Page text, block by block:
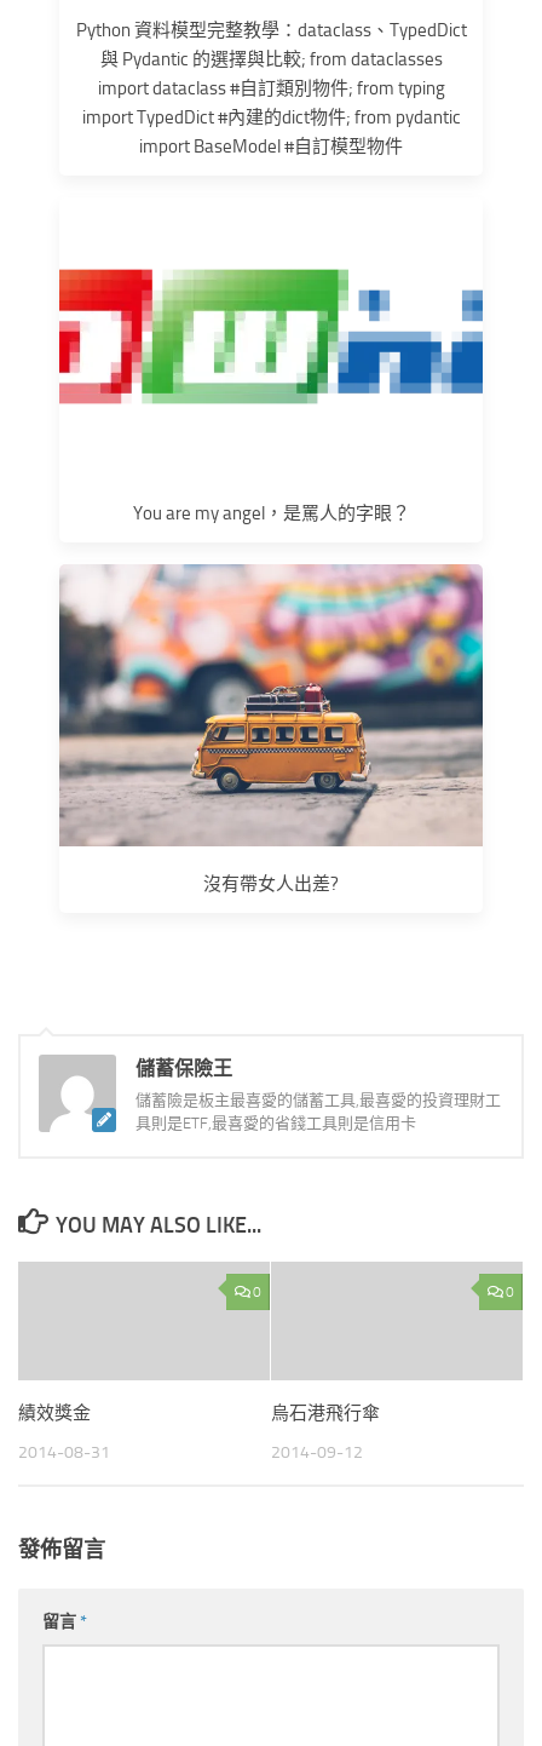
Python 資料模型完整教學：dataclass、TypedDict
與 Pydantic 的選擇與比較; from dataclasses
import dataclass #自訂類別物件; from typing
import TypedDict #內建的dict物件; from pydantic
import BaseModel #自訂模型物件
You are my angel，是罵人的字眼？
沒有帶女人出差?
儲蓄保險王
儲蓄險是板主最喜愛的儲蓄工具,最喜愛的投資理財工
具則是ETF,最喜愛的省錢工具則是信用卡
YOU MAY ALSO LIKE...
0
績效獎金
2014-08-31
0
烏石港飛行傘
2014-09-12
發佈留言
留言*